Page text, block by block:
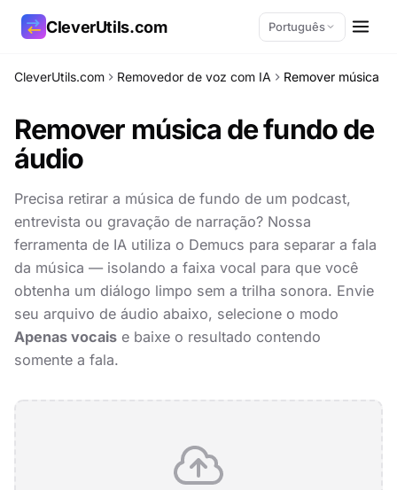
CleverUtils.com Português
CleverUtils.com Removedor de voz com IA Remover música
Remover música de fundo de
áudio
Precisa retirar a música de fundo de um podcast,
entrevista ou gravação de narração? Nossa
ferramenta de IA utiliza o Demucs para separar a fala
da música — isolando a faixa vocal para que você
obtenha um diálogo limpo sem a trilha sonora. Envie
seu arquivo de áudio abaixo, selecione o modo
Apenas vocais e baixe o resultado contendo
somente a fala.
Copiar link
E-mail